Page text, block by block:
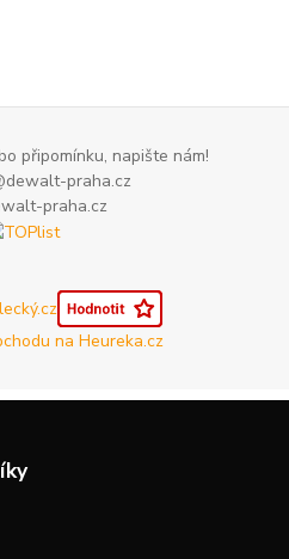
připomínku, napište nám!
praha.cz
praha.cz